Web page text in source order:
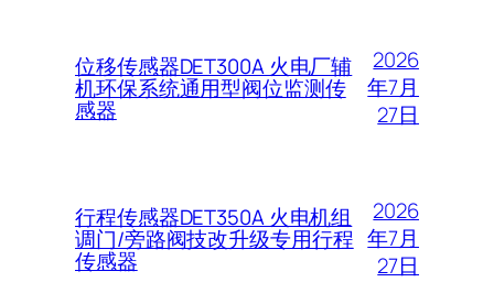
位移传感器DET300A 火电厂辅
机环保系统通用型阀位监测传
感器
2026
年7月
27日
行程传感器DET350A 火电机组
调门/旁路阀技改升级专用行程
传感器
2026
年7月
27日